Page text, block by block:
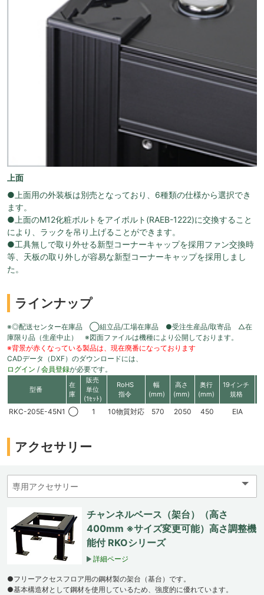
上面
●上面用の外装板は別売となっており、6種類の仕様から選択でき
ます。
●上面のM12化粧ボルトをアイボルト(RAEB-1222)に交換すること
により、ラックを吊り上げることができます。
●工具無しで取り外せる新型コーナーキャップを採用ファン交換時
等、天板の取り外しが容易な新型コーナーキャップを採用しまし
た。
ラインナップ
※◎配送センター在庫品 ◯組立品/工場在庫品 ●受注生産品/取寄品 △在
庫限り品（生産中止） ※図面ファイルは機種により公開しております。
※背景が赤くなっている製品は、現在廃番になっております
CADデータ（DXF）のダウンロードには、
ログイン / 会員登録が必要です。
型番
在
庫
販売
単位
(1ｾｯﾄ)
RoHS
指令
幅
(mm)
高さ
(mm)
奥行
(mm)
19インチ
規格
RKC-205E-45N1 ◯ 1 10物質対応 570 2050 450 EIA
アクセサリー
チャンネルベース（架台）（高さ
400mm ※サイズ変更可能）高さ調整機
能付 RKOシリーズ
詳細ページ
●フリーアクセスフロア用の鋼材製の架台（基台）です。
●基本構造材として鋼材を使用しているため、強度的に優れています。